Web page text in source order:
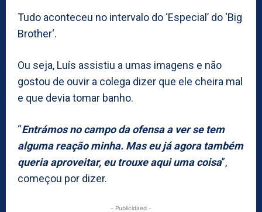
Tudo aconteceu no intervalo do ‘Especial’ do ‘Big
Brother‘.
Ou seja, Luís assistiu a umas imagens e não
gostou de ouvir a colega dizer que ele cheira mal
e que devia tomar banho.
“Entrámos no campo da ofensa a ver se tem
alguma reação minha. Mas eu já agora também
queria aproveitar, eu trouxe aqui uma coisa”,
começou por dizer.
- Publicidaed -